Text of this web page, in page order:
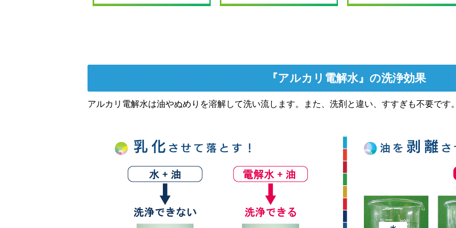
『アルカリ電解水』の洗浄効果
アルカリ電解水は油やぬめりを溶解して洗い流します。また、洗剤と違い、すすぎも不要です